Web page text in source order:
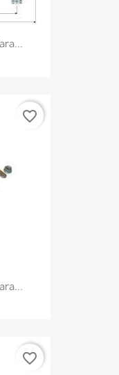
favorite_border
favorite_border